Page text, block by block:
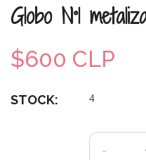
Globo N°1
$600 CLP
STOCK: 4
-